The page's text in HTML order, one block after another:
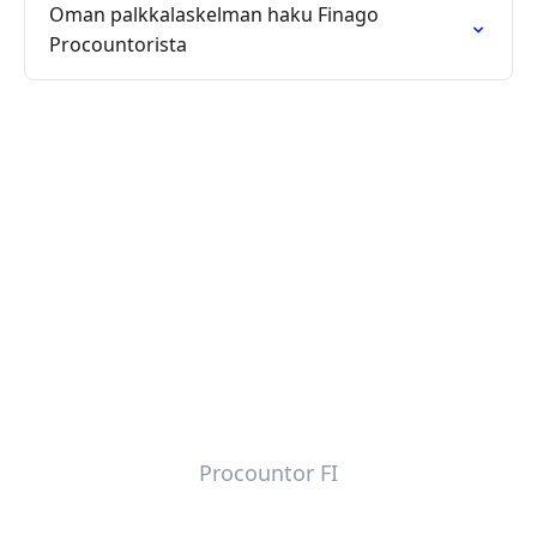
Oman palkkalaskelman haku Finago
Procountorista
Procountor FI